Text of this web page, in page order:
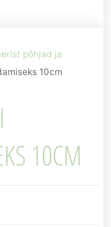
põhjad ja
10cm
10CM